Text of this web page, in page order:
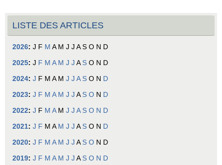
LISTE DES ARTICLES
2026: J F M A M J J A S O N D
2025: J F M A M J J A S O N D
2024: J F M A M J J A S O N D
2023: J F M A M J J A S O N D
2022: J F M A M J J A S O N D
2021: J F M A M J J A S O N D
2020: J F M A M J J A S O N D
2019: J F M A M J J A S O N D